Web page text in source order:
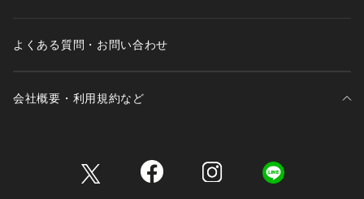
よくある質問・お問い合わせ
会社概要・利用規約など